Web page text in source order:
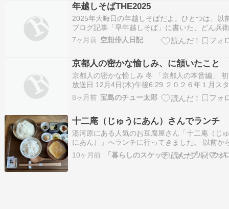
えば、昭和後期にしばしば象徴的に語られる「
だ…
年越しそばTHE2025
2025年大晦日の年越しそばだよ。ひとつは、以
ブログ記事「早年越しそば」に書いた、どん兵
ぷらそばだよ。豆腐屋豆蔵で手に入れたお宝探
一つ、そのままでも食べられるがんもも入れた
松菜を炒めて、そこへ日本蕎麦ぶちこんで、お…
7ヶ月前 空想俳人日記
京都人の密かな愉しみ、に頷いたこと
京都人の密かな愉しみ 冬 「京都人の本音編」
放送日 12月4日(木)午後6:29 ２０２６年１月ス
トするプレミアムドラマ「京都人の密かな愉し
ｏｕｇｅ－継承ー」の放送に先立ち、かつての
本一挙再放送。毎週木曜日午後６…
8ヶ月前 宝島のチュー太郎
十二庵（じゅうにあん）さんでランチ
湯河原にある人気のお豆腐屋さん「十二庵（じ
にあん）」へランチに行ってきました。 以前か
判を聞いていて気になっていたお店ですが、期
裏切らない美味しさでした。 この日は「できた
10ヶ月前 「暮らしの